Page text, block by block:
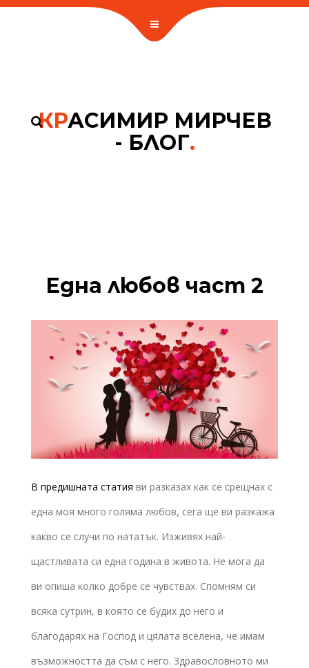
КРАСИМИР МИРЧЕВ
- БЛОГ.
Една любов част 2
В предишната статия ви разказах как се срещнах с
една моя много голяма любов, сега ще ви разкажа
какво се случи по нататък. Изживях най-
щастливата си една година в живота. Не мога да
ви опиша колко добре се чувствах. Спомням си
всяка сутрин, в която се будих до него и
благодарях на Господ и цялата вселена, че имам
възможността да съм с него. Здравословното ми